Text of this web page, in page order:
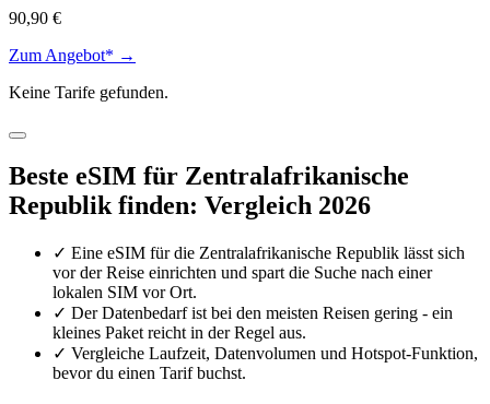
90,90 €
Zum Angebot* →
Keine Tarife gefunden.
Beste eSIM für Zentralafrikanische
Republik finden: Vergleich 2026
✓ Eine eSIM für die Zentralafrikanische Republik lässt sich
vor der Reise einrichten und spart die Suche nach einer
lokalen SIM vor Ort.
✓ Der Datenbedarf ist bei den meisten Reisen gering - ein
kleines Paket reicht in der Regel aus.
✓ Vergleiche Laufzeit, Datenvolumen und Hotspot-Funktion,
bevor du einen Tarif buchst.